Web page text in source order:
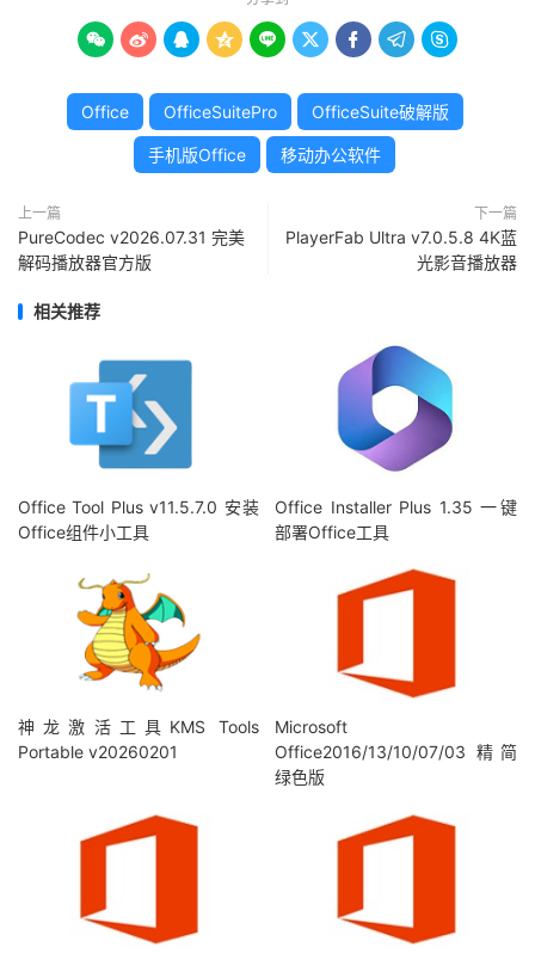
        
Office OfficeSuitePro OfficeSuite破解版
手机版Office 移动办公软件
上一篇
PureCodec v2026.07.31 完美
解码播放器官方版
下一篇
PlayerFab Ultra v7.0.5.8 4K蓝
光影音播放器
相关推荐
Office Tool Plus v11.5.7.0 安装
Office组件小工具
Office Installer Plus 1.35 一键
部署Office工具
神龙激活工具KMS Tools
Portable v20260201
Microsoft
Office2016/13/10/07/03 精简
绿色版